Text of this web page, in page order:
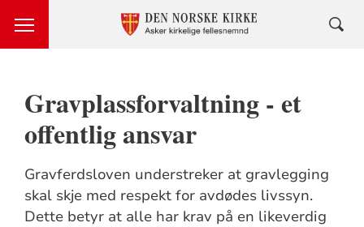
Gravplassforvaltning - et
offentlig ansvar
Gravferdsloven understreker at gravlegging
skal skje med respekt for avdødes livssyn.
Dette betyr at alle har krav på en likeverdig